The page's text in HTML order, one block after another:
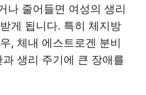
나 줄어들면 여성의 생리
게 됩니다. 특히 체지방
, 체내 에스트로겐 분비
생리 주기에 큰 장애를